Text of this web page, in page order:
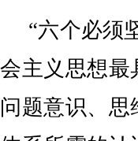
“六个必须
会主义思想最
问题意识、